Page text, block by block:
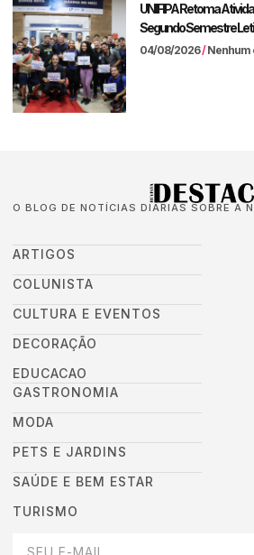
UNIFIPA Retoma
Segundo Semestre
04/08/2026 Nenhum
O BLOG DE NOTÍCIAS DIÁRIAS SOBRE A
ARTIGOS
COLUNISTA
CULTURA E EVENTOS
DECORAÇÃO
EDUCACAO
GASTRONOMIA
MODA
PETS E JARDINS
SAÚDE E BEM ESTAR
TURISMO